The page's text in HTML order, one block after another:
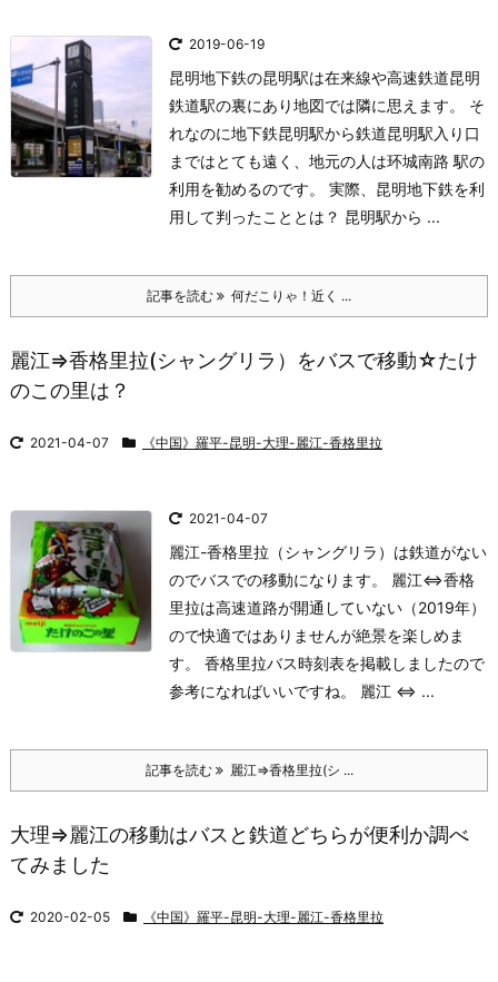
2019-06-19
昆明地下鉄の昆明駅は在来線や高速鉄道昆明
鉄道駅の裏にあり地図では隣に思えます。 そ
れなのに地下鉄昆明駅から鉄道昆明駅入り口
まではとても遠く、地元の人は环城南路 駅の
利用を勧めるのです。 実際、昆明地下鉄を利
用して判ったこととは？ 昆明駅から ...
記事を読む 何だこりゃ！近く ...
麗江⇒香格里拉(シャングリラ）をバスで移動☆たけ
のこの里は？
2021-04-07 《中国》羅平-昆明-大理-麗江-香格里拉
2021-04-07
麗江-香格里拉（シャングリラ）は鉄道がない
のでバスでの移動になります。 麗江⇔香格
里拉は高速道路が開通していない（2019年）
ので快適ではありませんが絶景を楽しめま
す。 香格里拉バス時刻表を掲載しましたので
参考になればいいですね。 麗江 ⇔ ...
記事を読む 麗江⇒香格里拉(シ ...
大理⇒麗江の移動はバスと鉄道どちらが便利か調べ
てみました
2020-02-05 《中国》羅平-昆明-大理-麗江-香格里拉